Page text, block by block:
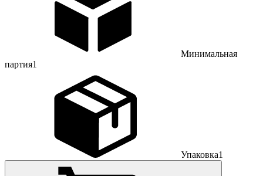
Минимальная
партия1
Упаковка1